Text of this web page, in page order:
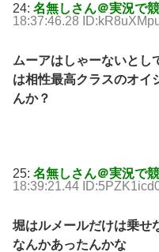
24: 名無しさん＠実況で
18:37:46.28
ムーアはしゃーないとし
は相性最高クラスのオイ
んか？
25: 名無しさん＠実況で
18:39:21.44
堀はルメールだけは乗せ
なんかあったんかな